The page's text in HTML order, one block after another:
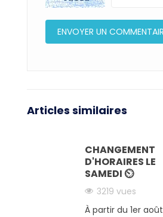
Articles similaires
CHANGEMENT
D'HORAIRES LE
SAMEDI ⏲
3219 vues
À partir du 1er août